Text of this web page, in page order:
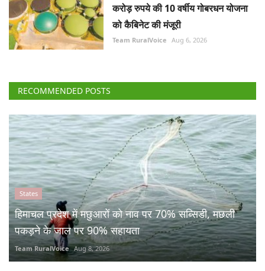
करोड़ रुपये की 10 वर्षीय गोबरधन योजना
को कैबिनेट की मंजूरी
Team RuralVoice Aug 6, 2026
RECOMMENDED POSTS
States
हिमाचल प्रदेश में मछुआरों को नाव पर 70% सब्सिडी, मछली
पकड़ने के जाल पर 90% सहायता
Team RuralVoice Aug 8, 2026